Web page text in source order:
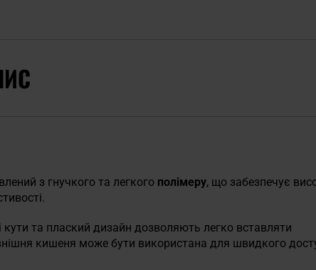
з гнучкого та легкого полімеру, що забезпечує
та плаский дизайн дозволяють легко вставляти
кишеня може бути використана для швидкого